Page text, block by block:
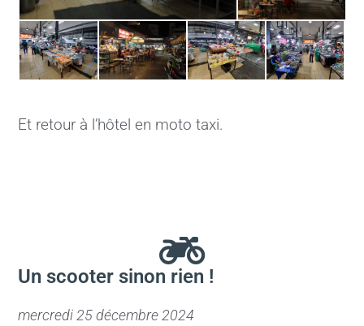
Et retour à l’hôtel en moto taxi.
Un scooter sinon rien !
mercredi 25 décembre 2024